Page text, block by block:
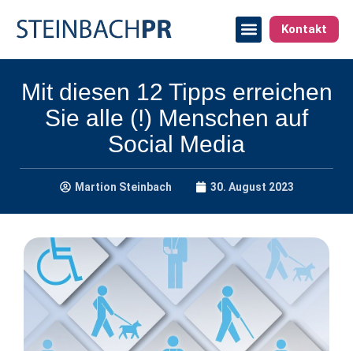
Kontakt
Mit diesen 12 Tipps erreichen
Sie alle (!) Menschen auf
Social Media
Martion Steinbach 30. August 2023